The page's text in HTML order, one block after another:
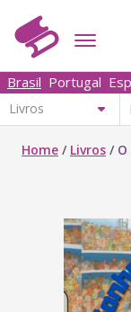
Brasil Portugal
Home / Livros /